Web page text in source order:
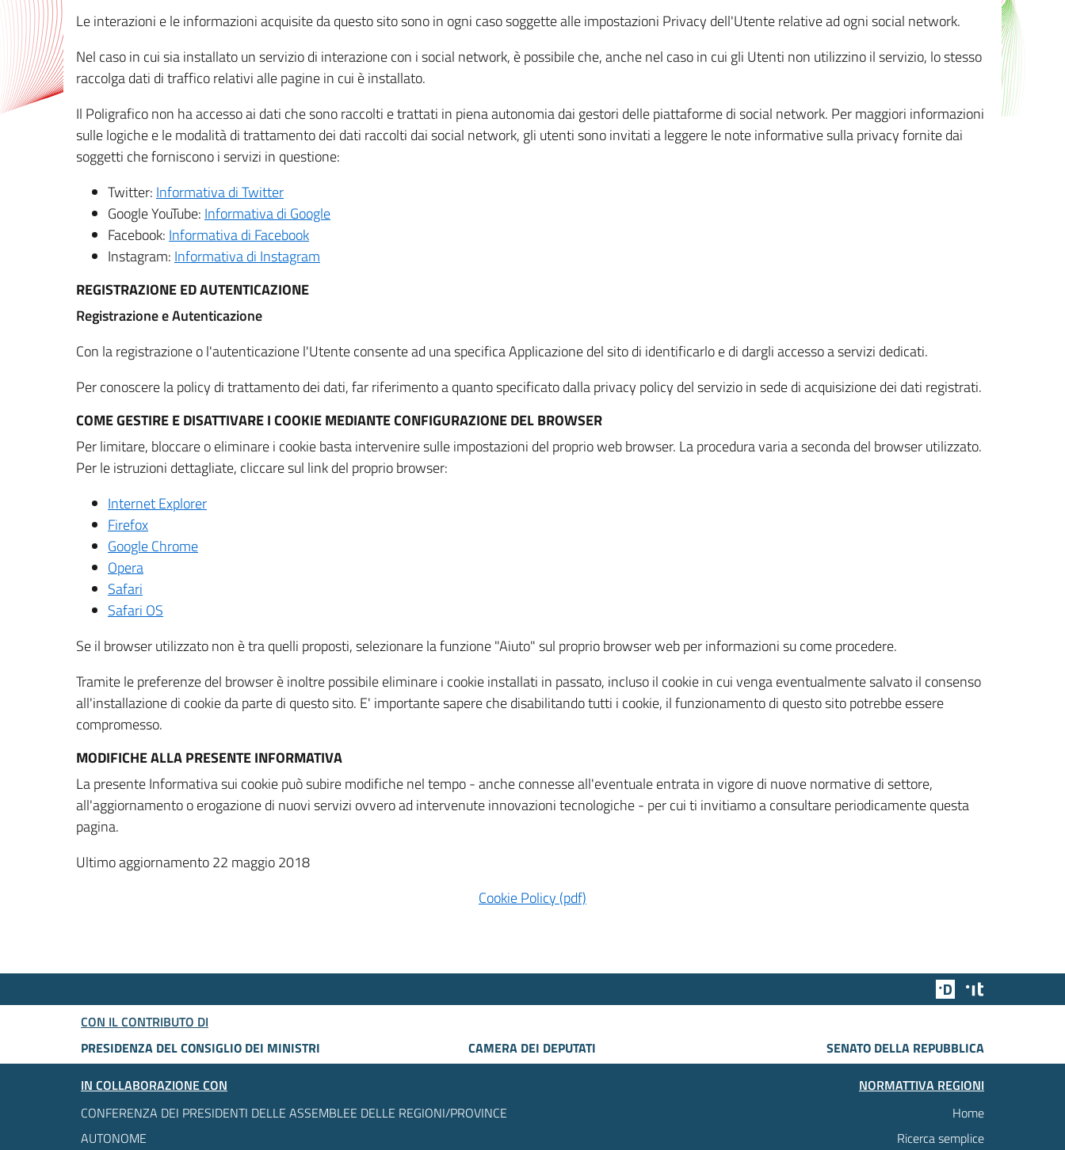
Le interazioni e le informazioni acquisite da questo sito sono in ogni caso soggette alle impostazioni Privacy dell'Utente relative ad ogni social network.
Nel caso in cui sia installato un servizio di interazione con i social network, è possibile che, anche nel caso in cui gli Utenti non utilizzino il servizio, lo stesso
raccolga dati di traffico relativi alle pagine in cui è installato.
Il Poligrafico non ha accesso ai dati che sono raccolti e trattati in piena autonomia dai gestori delle piattaforme di social network. Per maggiori informazioni
sulle logiche e le modalità di trattamento dei dati raccolti dai social network, gli utenti sono invitati a leggere le note informative sulla privacy fornite dai
soggetti che forniscono i servizi in questione:
Twitter: Informativa di Twitter
Google YouTube: Informativa di Google
Facebook: Informativa di Facebook
Instagram: Informativa di Instagram
REGISTRAZIONE ED AUTENTICAZIONE
Registrazione e Autenticazione
Con la registrazione o l'autenticazione l'Utente consente ad una specifica Applicazione del sito di identificarlo e di dargli accesso a servizi dedicati.
Per conoscere la policy di trattamento dei dati, far riferimento a quanto specificato dalla privacy policy del servizio in sede di acquisizione dei dati registrati.
COME GESTIRE E DISATTIVARE I COOKIE MEDIANTE CONFIGURAZIONE DEL BROWSER
Per limitare, bloccare o eliminare i cookie basta intervenire sulle impostazioni del proprio web browser. La procedura varia a seconda del browser utilizzato.
Per le istruzioni dettagliate, cliccare sul link del proprio browser:
Internet Explorer
Firefox
Google Chrome
Opera
Safari
Safari OS
Se il browser utilizzato non è tra quelli proposti, selezionare la funzione "Aiuto" sul proprio browser web per informazioni su come procedere.
Tramite le preferenze del browser è inoltre possibile eliminare i cookie installati in passato, incluso il cookie in cui venga eventualmente salvato il consenso
all'installazione di cookie da parte di questo sito. E' importante sapere che disabilitando tutti i cookie, il funzionamento di questo sito potrebbe essere
compromesso.
MODIFICHE ALLA PRESENTE INFORMATIVA
La presente Informativa sui cookie può subire modifiche nel tempo - anche connesse all'eventuale entrata in vigore di nuove normative di settore,
all'aggiornamento o erogazione di nuovi servizi ovvero ad intervenute innovazioni tecnologiche - per cui ti invitiamo a consultare periodicamente questa
pagina.
Ultimo aggiornamento 22 maggio 2018
Cookie Policy (pdf)
Team Digitale
CON IL CONTRIBUTO DI
PRESIDENZA DEL CONSIGLIO DEI MINISTRI
CAMERA DEI DEPUTATI
SENATO DELLA REPUBBLICA
IN COLLABORAZIONE CON
CONFERENZA DEI PRESIDENTI DELLE ASSEMBLEE DELLE REGIONI/PROVINCE
AUTONOME
NORMATTIVA REGIONI
Home
Ricerca semplice